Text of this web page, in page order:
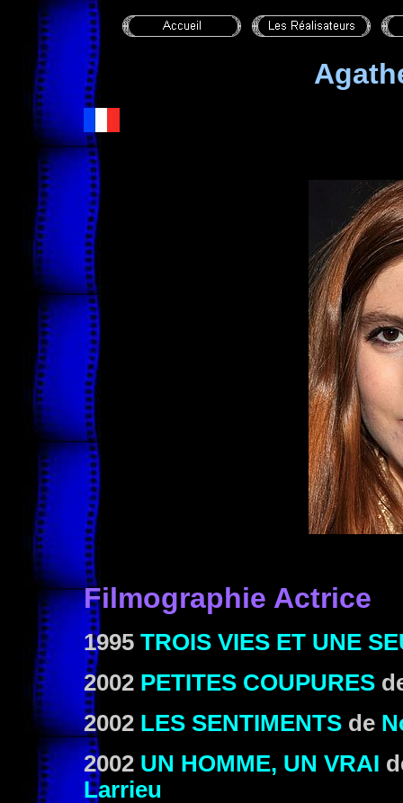
Filmographie Actrice
1995 TROIS VIES ET UNE
2002 PETITES COUPURES
2002 LES SENTIMENTS de
2002 UN HOMME, UN VRAI
Larrieu